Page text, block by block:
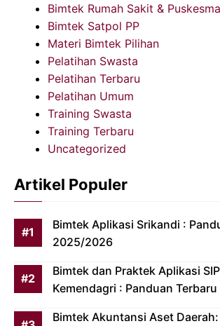
Bimtek Rumah Sakit &
Bimtek Satpol PP
Materi Bimtek Pilihan
Pelatihan Swasta
Pelatihan Terbaru
Pelatihan Umum
Training Swasta
Training Terbaru
Uncategorized
Artikel Populer
Bimtek Aplikasi Srikandi :
2025/2026
Bimtek dan Praktek Aplikasi
Kemendagri : Panduan
Bimtek Akuntansi Aset